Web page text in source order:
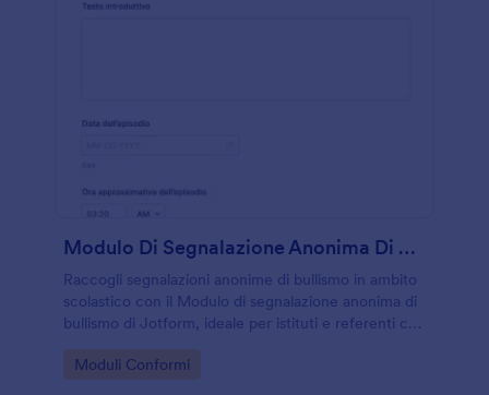
Modulo Di Segnalazione Anonima Di Bullismo
Raccogli segnalazioni anonime di bullismo in ambito
scolastico con il Modulo di segnalazione anonima di
bullismo di Jotform, ideale per istituti e referenti che
risposte in modo ordinato.
Go to Category:
Moduli Conformi